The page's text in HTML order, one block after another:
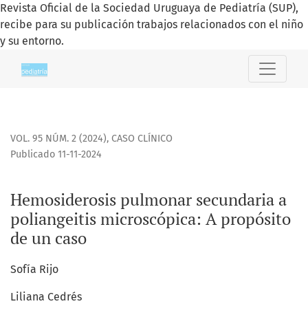
Revista Oficial de la Sociedad Uruguaya de Pediatría (SUP),
recibe para su publicación trabajos relacionados con el niño
y su entorno.
Hemosiderosis pulmonar secundaria a poliangeitis
VOL. 95 NÚM. 2 (2024), CASO CLÍNICO
Hemosiderosis pulmonar secundaria a
poliangeitis microscópica: A propósito
de un caso
Publicado 11-11-2024
Sofía Rijo
Liliana Cedrés